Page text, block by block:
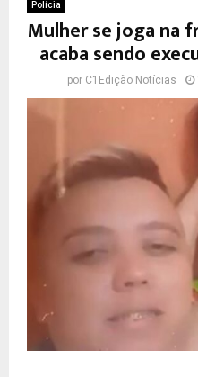
Polícia
Mulher se joga na
acaba sendo
por C1Edição Notícias